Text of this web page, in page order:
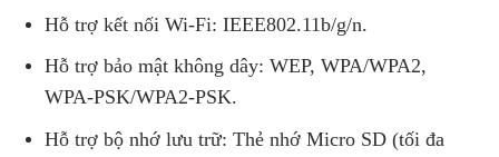
Hỗ trợ kết nối Wi-Fi: IEEE802.11b/g/n.
Hỗ trợ bảo mật không dây: WEP, WPA/WPA2,
WPA-PSK/WPA2-PSK.
Hỗ trợ bộ nhớ lưu trữ: Thẻ nhớ Micro SD (tối đa